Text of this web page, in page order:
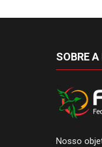
SOBRE
Nosso